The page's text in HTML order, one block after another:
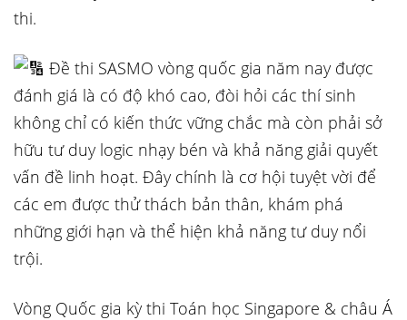
thi.
Đề thi SASMO vòng quốc gia năm nay được
đánh giá là có độ khó cao, đòi hỏi các thí sinh
không chỉ có kiến thức vững chắc mà còn phải sở
hữu tư duy logic nhạy bén và khả năng giải quyết
vấn đề linh hoạt. Đây chính là cơ hội tuyệt vời để
các em được thử thách bản thân, khám phá
những giới hạn và thể hiện khả năng tư duy nổi
trội.
Vòng Quốc gia kỳ thi Toán học Singapore & châu Á